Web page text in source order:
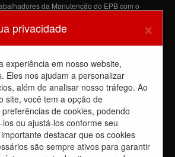
da Manutenção do EPB com o
2026
mostram que a luta é o caminho e
2026
DE LUTA contra a privatização da CPTM.
2026
Manutenção do EPB, com a Inspeção de Via e
da área
2026
privacidade ×
experiência em nosso website,
Eles nos ajudam a personalizar
além de analisar nosso tráfego. Ao
site, você tem a opção de
de cookies, podendo
ou ajustá-los conforme seu
destacar que os cookies
são sempre ativos para garantir